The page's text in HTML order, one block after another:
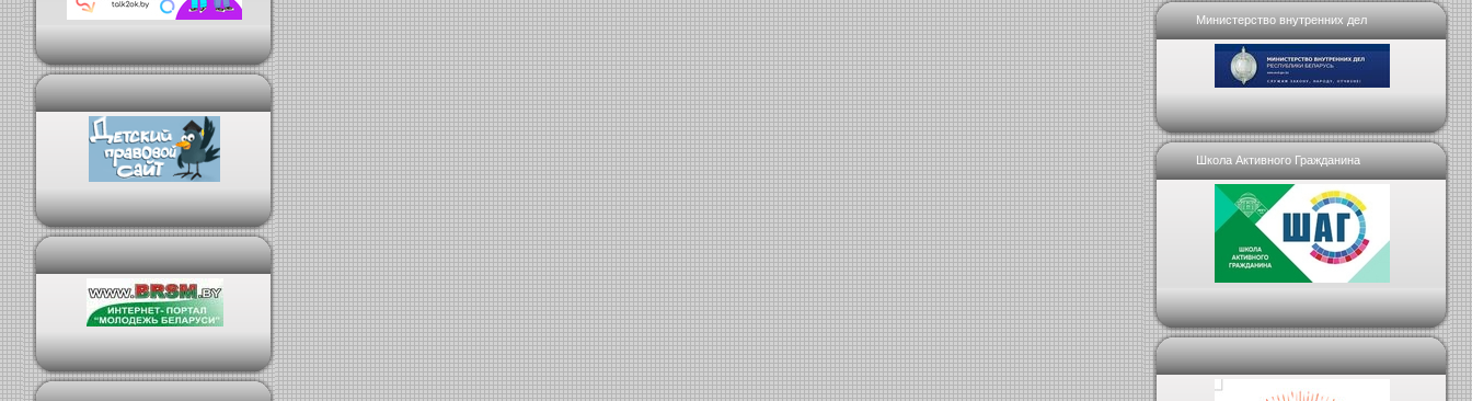
Министерство внутренних дел
Школа Активного Гражданина